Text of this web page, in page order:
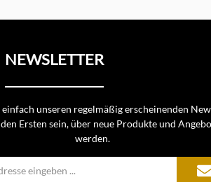
NEWSLETTER
unseren regelmäßig erscheinenden
Ersten sein, über neue Produkte und
werden.
Mail-